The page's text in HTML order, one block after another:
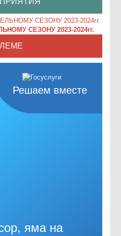
СЕЗОНУ 2023-2024гг.
Решаем вместе
яма на